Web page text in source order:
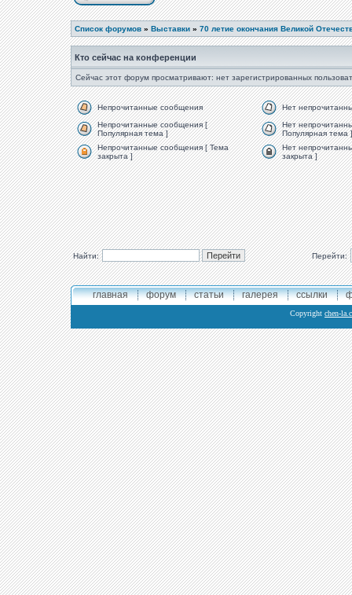
Список форумов » Выставки » 70 летие окончания Великой
Кто сейчас на конференции
Сейчас этот форум просматривают: нет зарегистрированных
Непрочитанные сообщения
Нет
Непрочитанные сообщения [
Популярная тема ]
Нет
Популярная тема ]
Непрочитанные сообщения [ Тема
закрыта ]
Нет
закрыта ]
Найти: Перейти:
главная форум статьи галерея ссылки
Copyright chen-